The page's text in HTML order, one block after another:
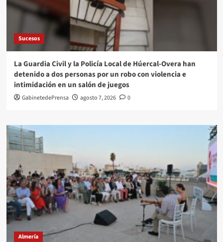
Sucesos
La Guardia Civil y la Policía Local de Húercal-Overa han
detenido a dos personas por un robo con violencia e
intimidación en un salón de juegos
GabinetedePrensa agosto 7, 2026 0
Almería